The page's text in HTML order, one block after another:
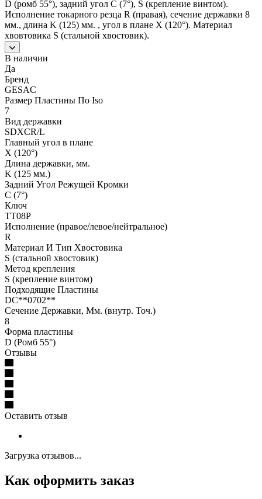
D (ромб 55°), задний угол C (7°), S (крепление винтом).
Исполнение токарного резца R (правая), сечение державки 8
мм., длина K (125) мм. , угол в плане X (120°). Материал
хвовтовика S (стальной хвостовик).
В наличии
Да
Бренд
GESAC
Размер Пластины По Iso
7
Вид державки
SDXCR/L
Главный угол в плане
X (120°)
Длина державки, мм.
K (125 мм.)
Задний Угол Режущей Кромки
C (7°)
Ключ
ТТ08Р
Исполнение (правое/левое/нейтральное)
R
Материал И Тип Хвостовика
S (стальной хвостовик)
Метод крепления
S (крепление винтом)
Подходящие Пластины
DC**0702**
Сечение Державки, Мм. (внутр. Точ.)
8
Форма пластины
D (Ромб 55°)
Отзывы
Оставить отзыв
Загрузка отзывов...
Как оформить заказ